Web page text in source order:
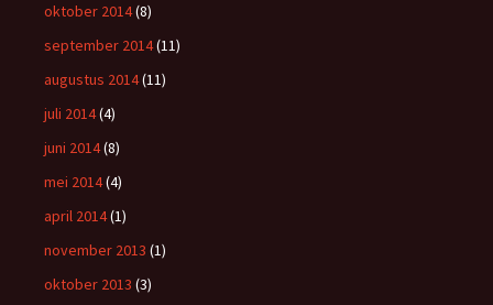
oktober 2014(8)
september 2014(11)
augustus 2014(11)
juli 2014(4)
juni 2014(8)
mei 2014(4)
april 2014(1)
november 2013 (1)
oktober 2013 (3)